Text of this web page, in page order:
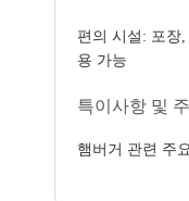
편의 시설: 포장
용 가능
특이사항 및
햄버거 관련 주